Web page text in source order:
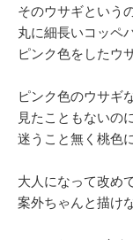
そのウサギという
丸に細長いコッペ
ピンク色をしたウ
ピンク色のウサギ
見たこともないの
迷うこと無く桃色
大人になって改め
案外ちゃんと描け